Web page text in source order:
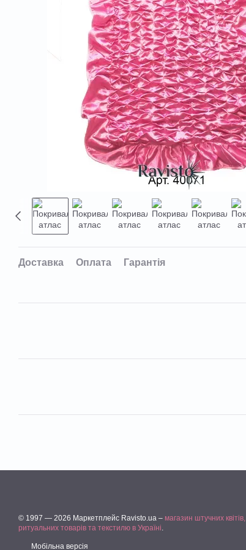
Доставка Оплата Гарантія
© 1997 — 2026 Маркетплейс Ravisto.ua – магазин штучних квітів,
ритуальних товарів та текстилю в Україні.
Мобільна версія